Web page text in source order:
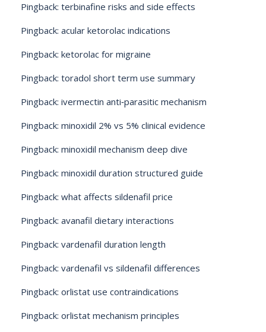
Pingback: terbinafine risks and side effects
Pingback: acular ketorolac indications
Pingback: ketorolac for migraine
Pingback: toradol short term use summary
Pingback: ivermectin anti‑parasitic mechanism
Pingback: minoxidil 2% vs 5% clinical evidence
Pingback: minoxidil mechanism deep dive
Pingback: minoxidil duration structured guide
Pingback: what affects sildenafil price
Pingback: avanafil dietary interactions
Pingback: vardenafil duration length
Pingback: vardenafil vs sildenafil differences
Pingback: orlistat use contraindications
Pingback: orlistat mechanism principles